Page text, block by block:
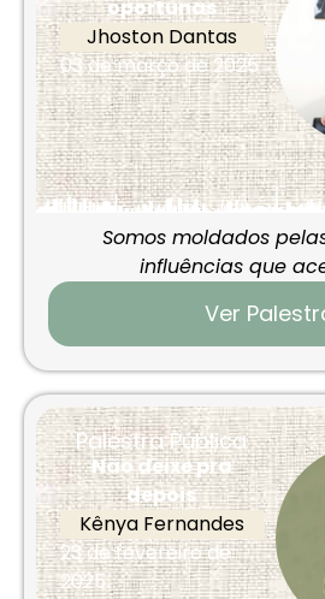
oportunas
Jhoston Dantas
03 de março de 2025
Somos moldados
influências que
Ver
Palestra Pública
Não deixe pra
depois
Kênya Fernandes
23 de fevereiro de
2025